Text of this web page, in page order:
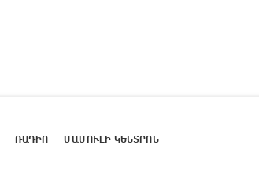
ՌԱԴԻՈ ՄԱՄՈՒԼԻ ԿԵՆՏՐՈՆ